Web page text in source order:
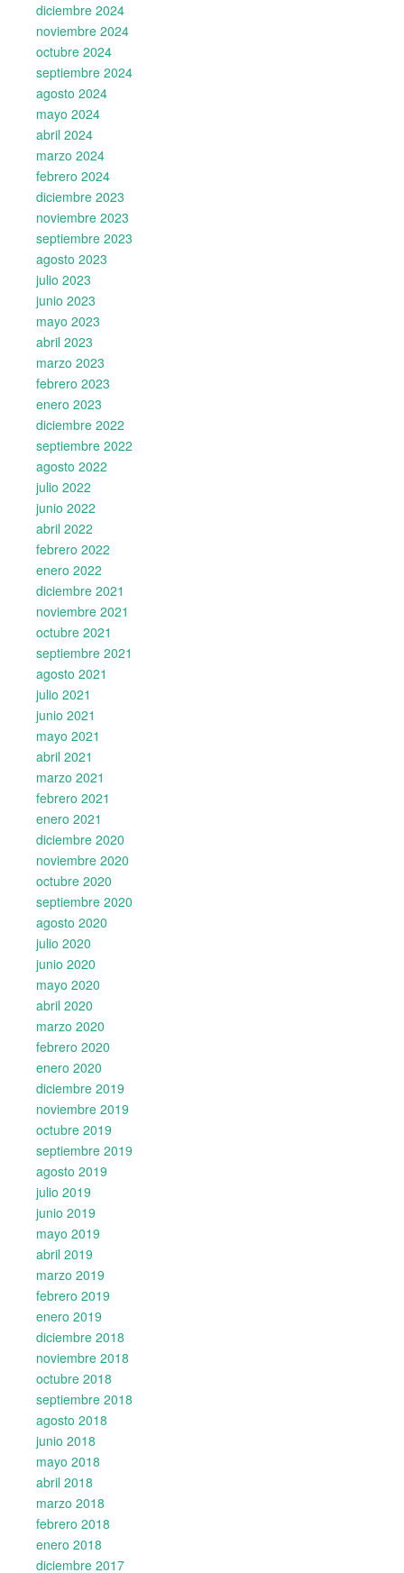
diciembre 2024
noviembre 2024
octubre 2024
septiembre 2024
agosto 2024
mayo 2024
abril 2024
marzo 2024
febrero 2024
diciembre 2023
noviembre 2023
septiembre 2023
agosto 2023
julio 2023
junio 2023
mayo 2023
abril 2023
marzo 2023
febrero 2023
enero 2023
diciembre 2022
septiembre 2022
agosto 2022
julio 2022
junio 2022
abril 2022
febrero 2022
enero 2022
diciembre 2021
noviembre 2021
octubre 2021
septiembre 2021
agosto 2021
julio 2021
junio 2021
mayo 2021
abril 2021
marzo 2021
febrero 2021
enero 2021
diciembre 2020
noviembre 2020
octubre 2020
septiembre 2020
agosto 2020
julio 2020
junio 2020
mayo 2020
abril 2020
marzo 2020
febrero 2020
enero 2020
diciembre 2019
noviembre 2019
octubre 2019
septiembre 2019
agosto 2019
julio 2019
junio 2019
mayo 2019
abril 2019
marzo 2019
febrero 2019
enero 2019
diciembre 2018
noviembre 2018
octubre 2018
septiembre 2018
agosto 2018
junio 2018
mayo 2018
abril 2018
marzo 2018
febrero 2018
enero 2018
diciembre 2017